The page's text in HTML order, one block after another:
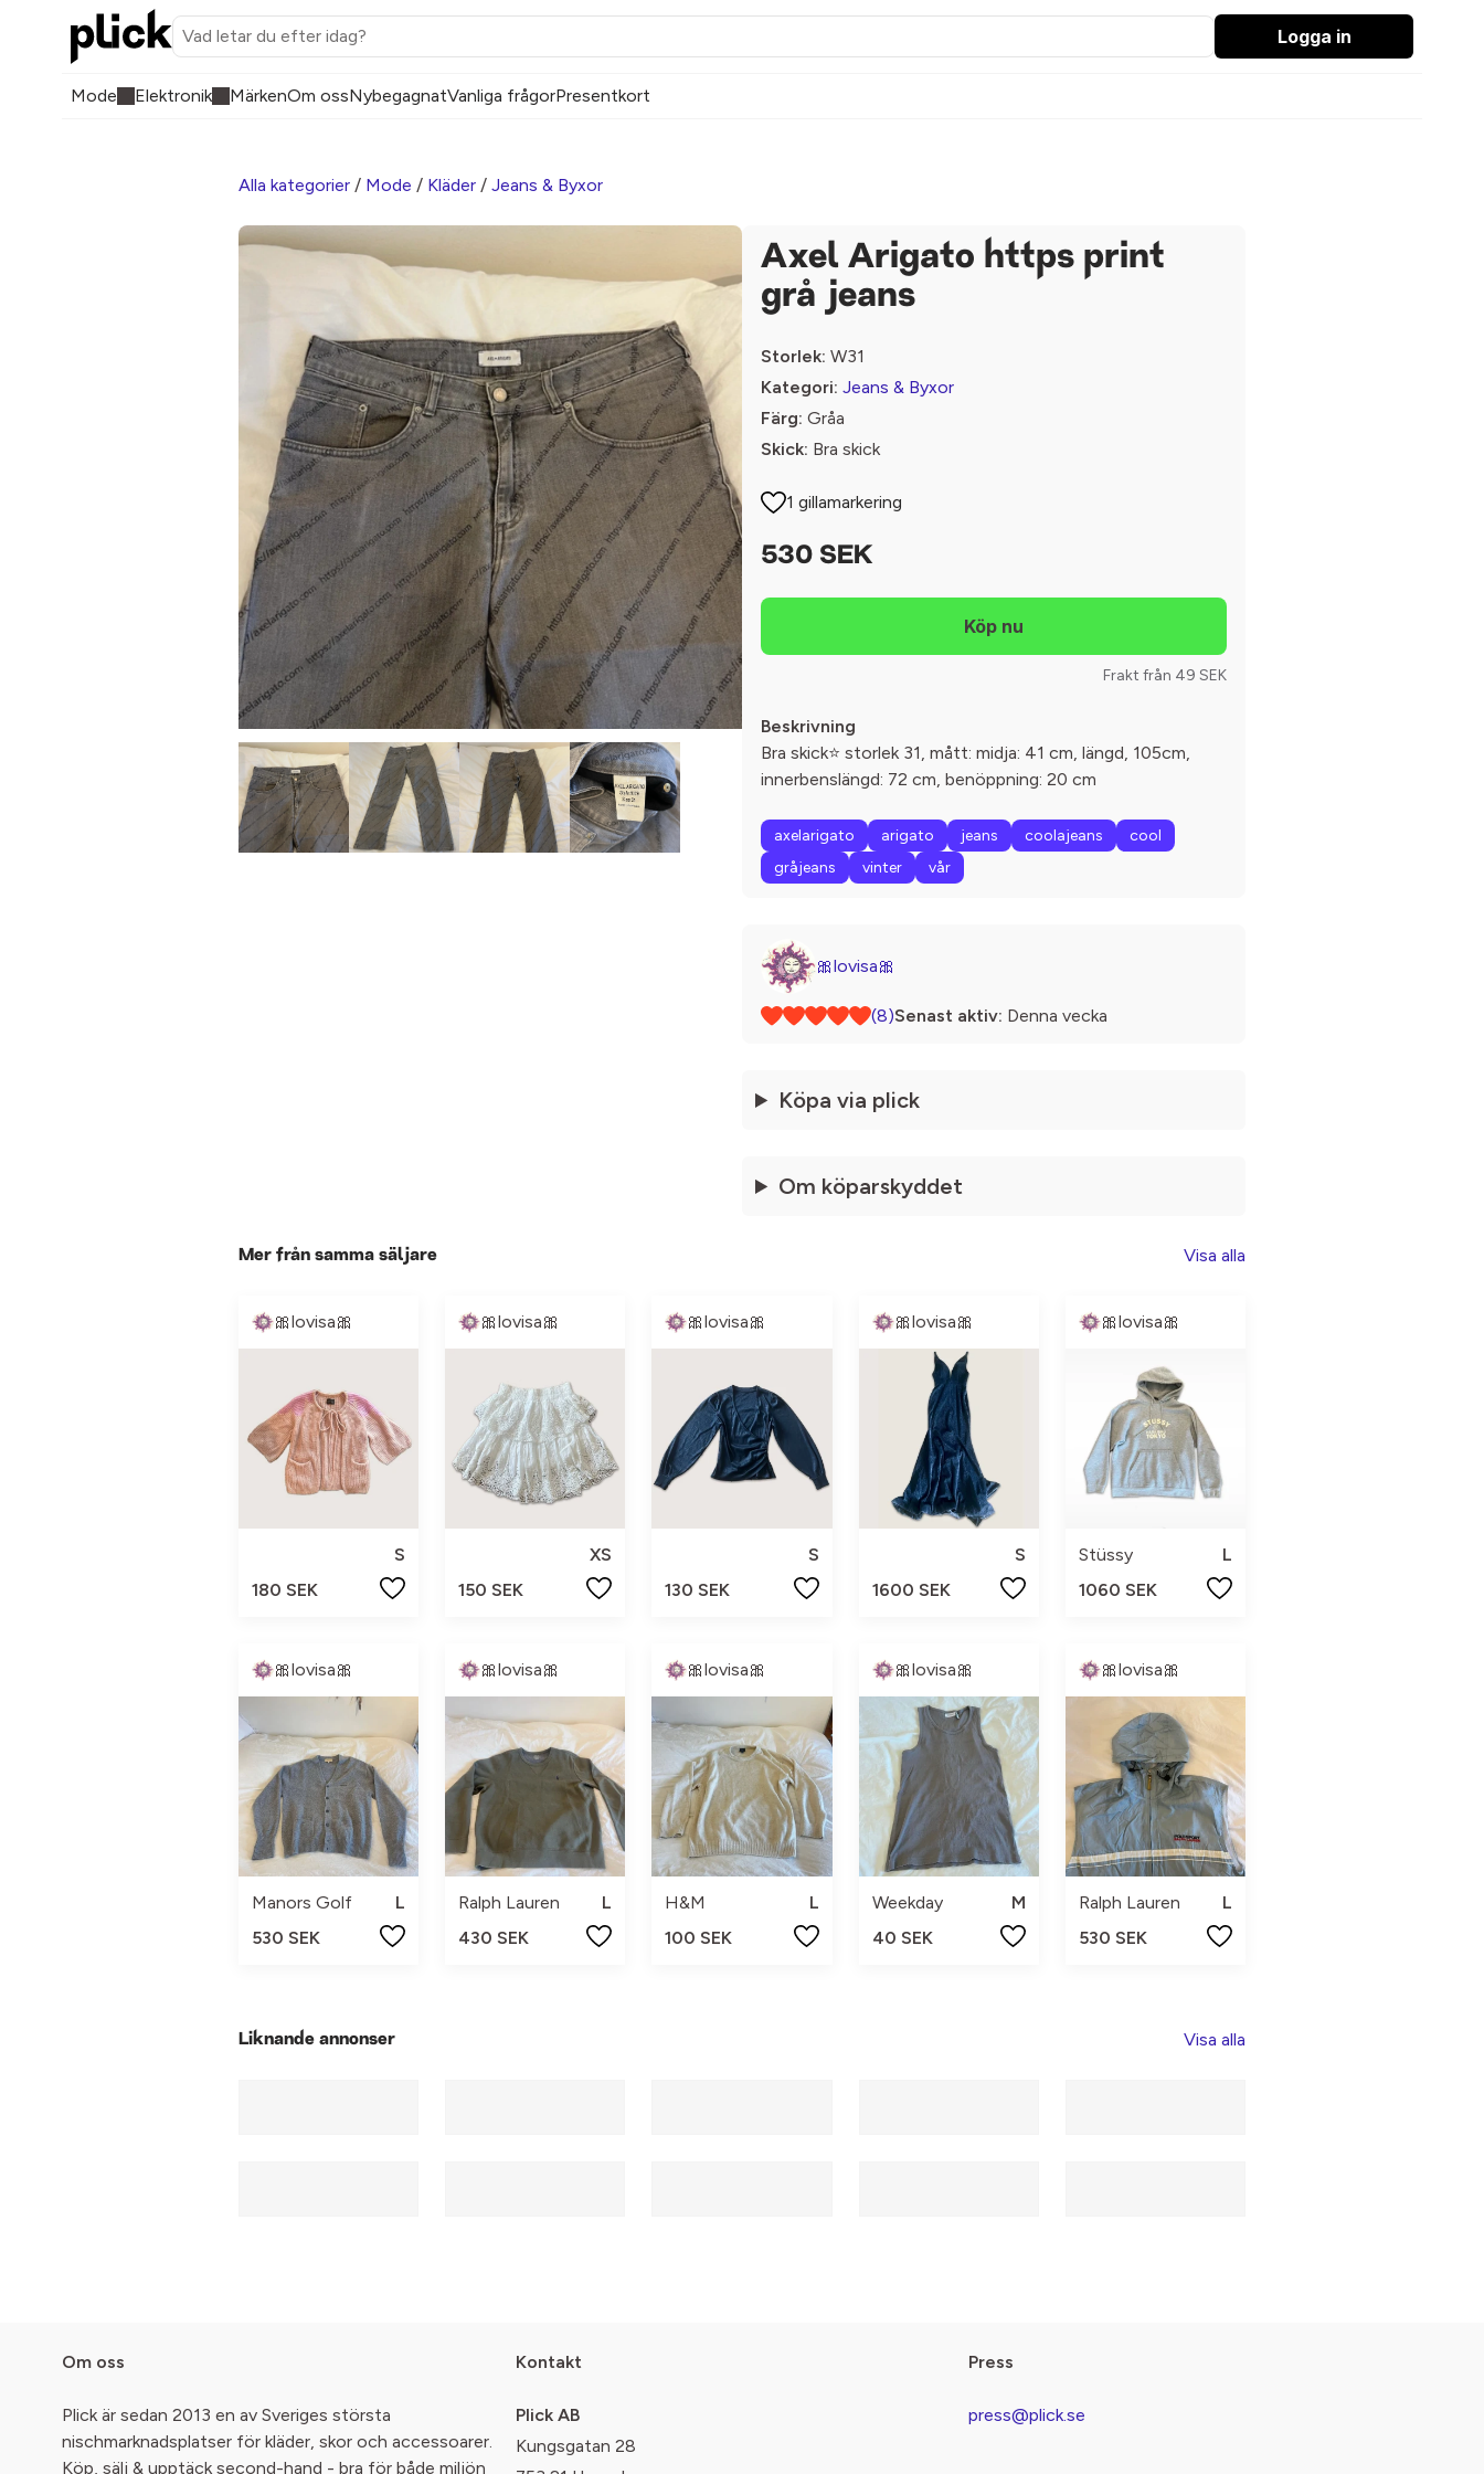
Logga in
Mode Elektronik MärkenOm ossNybegagnatVanliga frågorPresentkort
Alla kategorier / Mode / Kläder / Jeans & Byxor
Axel Arigato https print
grå jeans
Storlek: W31
Kategori: Jeans & Byxor
Färg: Gråa
Skick: Bra skick
1 gillamarkering
530 SEK
Frakt från 49 SEK
Beskrivning
Bra skick⭐️ storlek 31, mått: midja: 41 cm, längd, 105cm,
innerbenslängd: 72 cm, benöppning: 20 cm
axelarigato arigato jeans coolajeans
cool
gråjeans
vinter vår
🎀lovisa🎀
(8)Senast aktiv: Denna vecka
Köpa via plick
Om köparskyddet
Mer från samma säljare Visa alla
🎀lovisa🎀
S
180 SEK
🎀lovisa🎀
XS
150 SEK
🎀lovisa🎀
S
130 SEK
🎀lovisa🎀
S
1600 SEK
🎀lovisa🎀
Stüssy
L
1060 SEK
🎀lovisa🎀
Manors Golf
L
530 SEK
🎀lovisa🎀
Ralph Lauren
L
430 SEK
🎀lovisa🎀
H&M
L
100 SEK
🎀lovisa🎀
Weekday
M
40 SEK
🎀lovisa🎀
Ralph Lauren
L
530 SEK
Liknande annonser Visa alla
Om oss
Plick är sedan 2013 en av Sveriges största
nischmarknadsplatser för kläder, skor och accessoarer.
Köp, sälj & upptäck second-hand - bra för både miljön
Kontakt
Plick AB
Kungsgatan 28
Press
press@plick.se